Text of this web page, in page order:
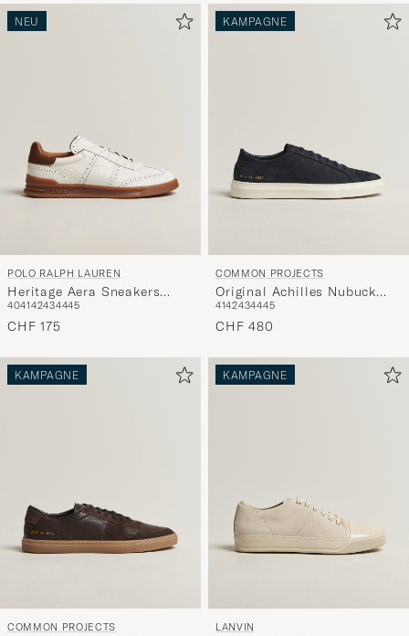
NEU
POLO RALPH LAUREN
Heritage Aera Sneakers
Deckwash White
404142434445
CHF 175
KAMPAGNE
COMMON PROJECTS
Original Achilles Nubuck
Sneaker Navy
4142434445
CHF 480
KAMPAGNE
COMMON PROJECTS
KAMPAGNE
LANVIN